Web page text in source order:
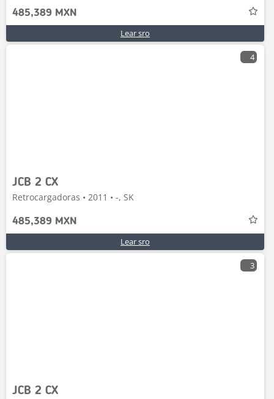
485,389 MXN
Lear sro
4
JCB 2 CX
Retrocargadoras • 2011 • -, SK
485,389 MXN
Lear sro
3
JCB 2 CX